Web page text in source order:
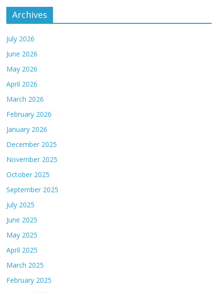
Archives
July 2026
June 2026
May 2026
April 2026
March 2026
February 2026
January 2026
December 2025
November 2025
October 2025
September 2025
July 2025
June 2025
May 2025
April 2025
March 2025
February 2025